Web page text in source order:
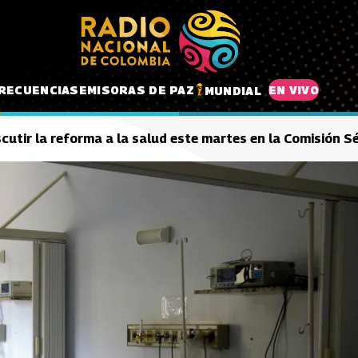
EMISORAS DE PAZ MUNDIAL EN VIVO
la reforma a la salud este martes en la Comisión